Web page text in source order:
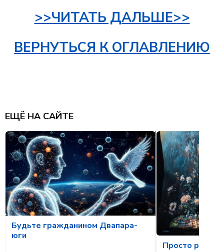
>>ЧИТАТЬ ДАЛЬШЕ>>
ВЕРНУТЬСЯ К ОГЛАВЛЕНИЮ
ЕЩЁ НА САЙТЕ
Будьте гражданином Двапара-
юги
Просто